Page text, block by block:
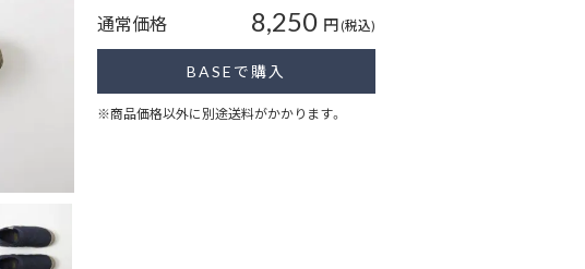
通常価格 8,250 円(税込)
BASEで購入
※商品価格以外に別途送料がかかります。